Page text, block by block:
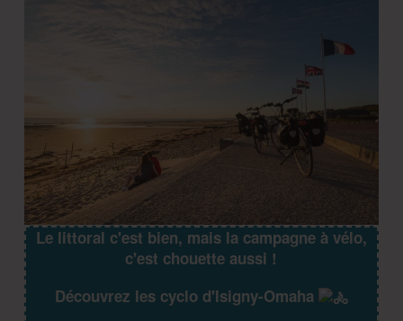
Le littoral c'est bien, mais la campagne à vélo,
c'est chouette aussi !
Découvrez les cyclo d'Isigny-Omaha